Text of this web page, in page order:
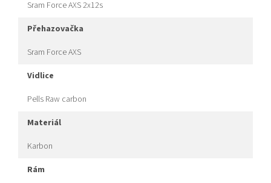
Sram Force AXS 2x12s
přehazovačka
Sram Force AXS
vidlice
Pells Raw carbon
materiál
Karbon
rám